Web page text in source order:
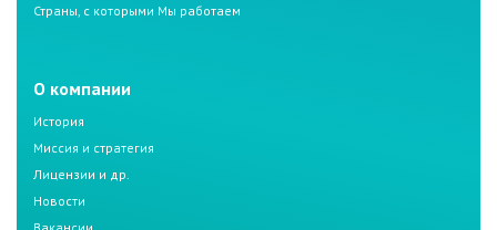
Страны, с которыми Мы работаем
О компании
История
Миссия и стратегия
Лицензии и др.
Новости
Вакансии